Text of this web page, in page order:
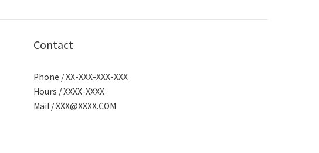
Contact
Phone / XX-XXX-XXX-XXX
Hours / XXXX-XXXX
Mail / XXX@XXXX.COM